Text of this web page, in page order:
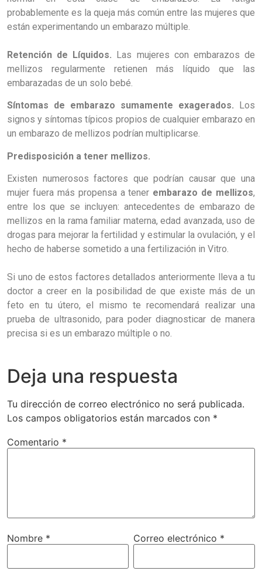
probablemente es la queja más común entre las mujeres que
están experimentando un embarazo múltiple.
Retención de Líquidos. Las mujeres con embarazos de
mellizos regularmente retienen más líquido que las
embarazadas de un solo bebé.
Síntomas de embarazo sumamente exagerados.
Los
signos y síntomas típicos propios de cualquier embarazo en
un embarazo de mellizos podrían multiplicarse.
Predisposición a tener mellizos.
Existen numerosos factores que podrían causar que una
mujer fuera más propensa a tener embarazo de mellizos,
entre los que se incluyen: antecedentes de embarazo de
mellizos en la rama familiar materna, edad avanzada, uso de
drogas para mejorar la fertilidad y estimular la ovulación, y el
hecho de haberse sometido a una fertilización in Vitro.
Si uno de estos factores detallados anteriormente lleva a tu
doctor a creer en la posibilidad de que existe más de un
feto en tu útero, el mismo te recomendará realizar una
prueba de ultrasonido, para poder diagnosticar de manera
precisa si es un embarazo múltiple o no.
Deja una respuesta
Tu dirección de correo electrónico no será publicada.
Los campos obligatorios están marcados con *
Comentario *
Nombre * Correo electrónico *